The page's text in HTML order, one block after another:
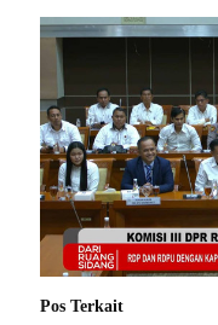
Pos Terkait